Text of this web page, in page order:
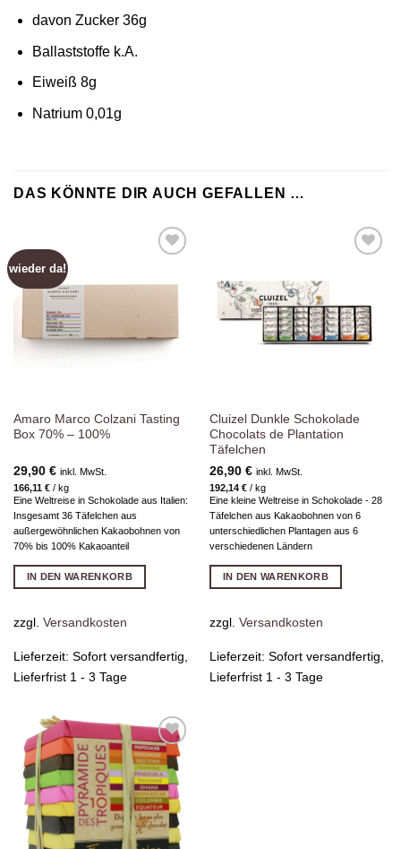
davon Zucker 36g
Ballaststoffe k.A.
Eiweiß 8g
Natrium 0,01g
DAS KÖNNTE DIR AUCH GEFALLEN …
wieder da!
Amaro Marco Colzani Tasting
Box 70% – 100%
29,90 € inkl. MwSt.
166,11 €/ kg
Eine Weltreise in Schokolade aus Italien:
Insgesamt 36 Täfelchen aus
außergewöhnlichen Kakaobohnen von
70% bis 100% Kakaoanteil
IN DEN WARENKORB
zzgl. Versandkosten
Lieferzeit: Sofort versandfertig,
Lieferfrist 1 - 3 Tage
Wunschliste
Cluizel Dunkle Schokolade
Chocolats de Plantation
Täfelchen
26,90 € inkl. MwSt.
192,14 €/ kg
Eine kleine Weltreise in Schokolade - 28
Täfelchen aus Kakaobohnen von 6
unterschiedlichen Plantagen aus 6
verschiedenen Ländern
IN DEN WARENKORB
zzgl. Versandkosten
Lieferzeit: Sofort versandfertig,
Lieferfrist 1 - 3 Tage
Zur
Wunschliste
hinzufügen